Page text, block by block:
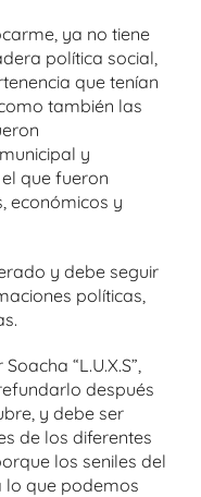
ya no tiene
política social,
que tenían
también las
y
que fueron
económicos y
y debe seguir
políticas,
“L.U.X.S”,
después
y debe ser
de los diferentes
los seniles del
lo que podemos